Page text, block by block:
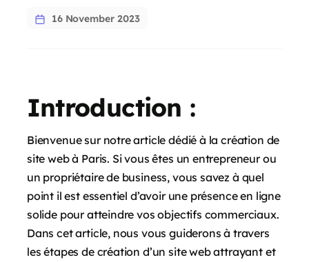
16 November 2023
Introduction :
Bienvenue sur notre article dédié à la création de
site web à Paris. Si vous êtes un entrepreneur ou
un propriétaire de business, vous savez à quel
point il est essentiel d’avoir une présence en ligne
solide pour atteindre vos objectifs commerciaux.
Dans cet article, nous vous guiderons à travers
les étapes de création d’un site web attrayant et